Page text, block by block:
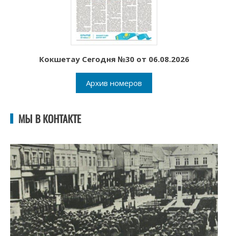
Кокшетау Сегодня №30 от 06.08.2026
Архив номеров
МЫ В КОНТАКТЕ